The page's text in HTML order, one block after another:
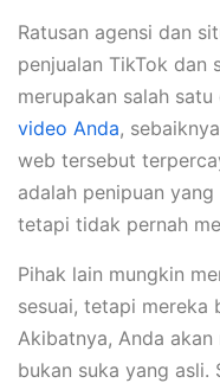
​​Ratusan agensi dan
penjualan TikTok dan
merupakan salah
video Anda,
web tersebut
adalah penipuan
tetapi tidak pernah
Pihak lain mungkin
sesuai, tetapi mereka
Akibatnya, Anda akan
bukan suka yang asli.